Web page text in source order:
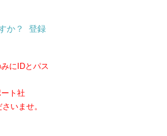
か？ 登録
にIDとパス
ト社
いませ。